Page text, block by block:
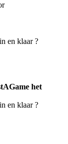
en klaar ?
het
en klaar ?